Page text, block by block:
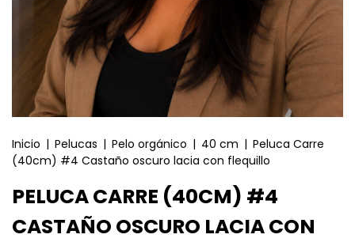
Inicio | Pelucas | Pelo orgánico | 40 cm | Peluca Carre
(40cm) #4 Castaño oscuro lacia con flequillo
PELUCA CARRE (40CM) #4
CASTAÑO OSCURO LACIA CON